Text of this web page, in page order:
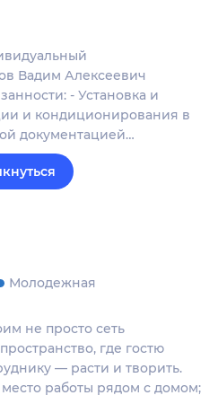
Вадим Алексеевич
- Установка и
и кондиционирования в
документацией…
Молодежная
не просто сеть
где гостю
— расти и творить.
работы рядом с домом;